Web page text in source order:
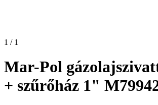
1 / 1
Mar-Pol
+ szűrőház 1"